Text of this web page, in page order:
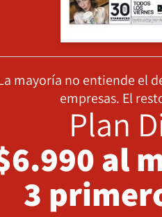
mayoría no entiende el
empresas. El
Plan
al
3